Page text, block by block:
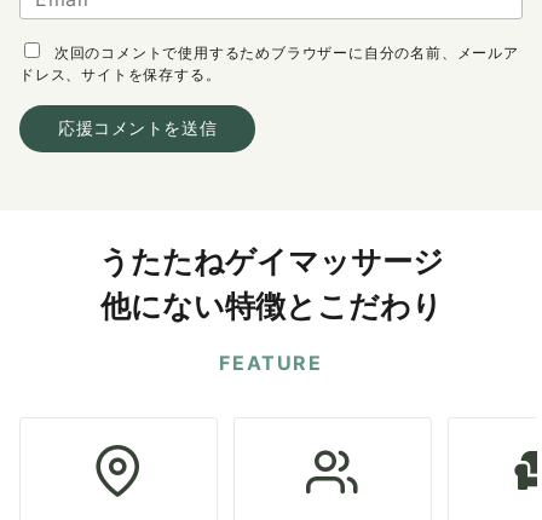
次回のコメントで使用するためブラウザーに自分の名前、メールア
ドレス、サイトを保存する。
うたたねゲイマッサージ
他にない特徴とこだわり
FEATURE